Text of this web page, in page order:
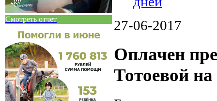
Смотреть отчет
27-06-2017
Оплачен
Тотоевой на